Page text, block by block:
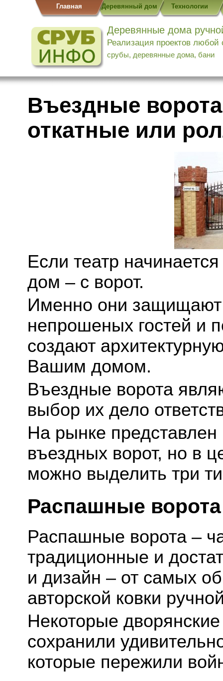
Технологии
Деревянный дом
Главная
Деревянные дома
Реализация проектов любой
срубы, деревянные дома, бани
Въездные
откатные или
Если театр
дом – с ворот.
Именно они защищают
непрошеных гостей и
создают
Вашим домом.
Въездные ворота
выбор их дело
На рынке
въездных ворот, но в
можно выделить три
Распашные ворота
Распашные ворота –
традиционные и
и дизайн – от самых
авторской ковки
Некоторые
сохранили
которые пережили